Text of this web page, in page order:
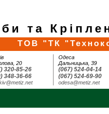
та
ТОВ "ТК
20
320-85-26
348-36-66
Одеса
Дальницька, 39
(067) 524-04-14
(067) 524-69-90
odesa@metiz.net